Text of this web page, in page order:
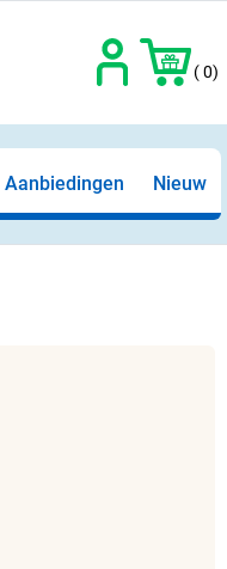
( 0)
Aanbiedingen Nieuw